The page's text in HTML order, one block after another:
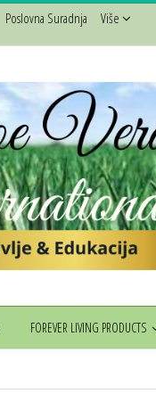
Poslovna Suradnja Više
FOREVER LIVING PRODUCTS